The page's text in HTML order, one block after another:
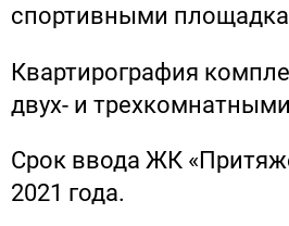
спортивными
Квартирография
двух- и
Срок ввода ЖК
2021 года.